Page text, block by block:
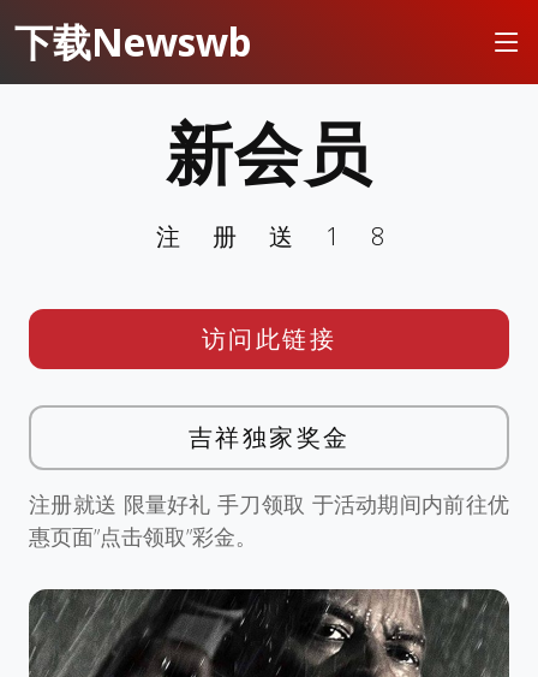
下载Newswb
新会员
注册送18
访问此链接
吉祥独家奖金
注册就送 限量好礼 手刀领取 于活动期间内前往优
惠页面”点击领取”彩金。